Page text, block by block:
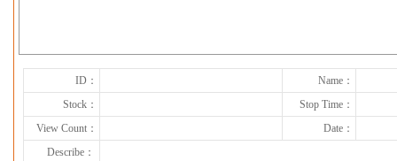
ID：
Name：
Stock：
Stop Time：
View Count：
Date：
Describe：